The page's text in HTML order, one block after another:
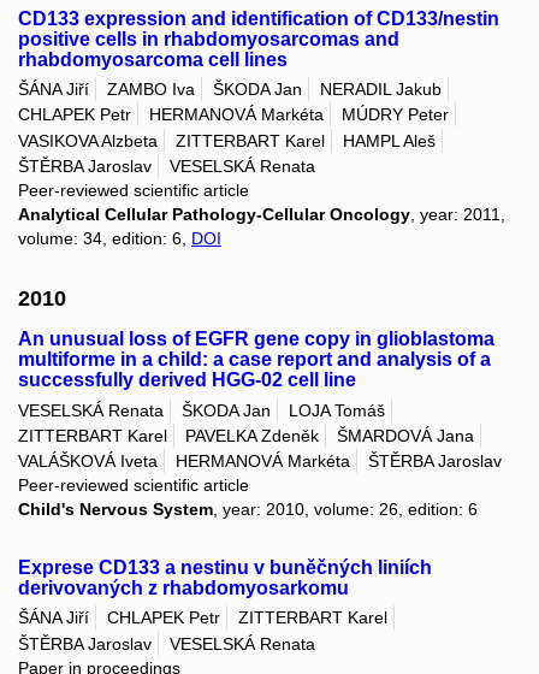
CD133 expression and identification of CD133/nestin
positive cells in rhabdomyosarcomas and
rhabdomyosarcoma cell lines
ŠÁNA Jiří ZAMBO Iva ŠKODA Jan
NERADIL Jakub
CHLAPEK Petr
HERMANOVÁ Markéta
MÚDRY Peter
VASIKOVA Alzbeta
ZITTERBART Karel
HAMPL Aleš
ŠTĚRBA Jaroslav
VESELSKÁ Renata
Peer-reviewed scientific article
Analytical Cellular Pathology-Cellular Oncology , year: 2011,
volume: 34, edition: 6, DOI
2010
An unusual loss of EGFR gene copy in glioblastoma
multiforme in a child: a case report and analysis of a
successfully derived HGG-02 cell line
VESELSKÁ Renata ŠKODA Jan
LOJA Tomáš
ZITTERBART Karel
PAVELKA Zdeněk
ŠMARDOVÁ Jana
VALÁŠKOVÁ Iveta
HERMANOVÁ Markéta
ŠTĚRBA Jaroslav
Peer-reviewed scientific article
Child's Nervous System , year: 2010, volume: 26, edition: 6
Exprese CD133 a nestinu v buněčných liniích
derivovaných z rhabdomyosarkomu
ŠÁNA Jiří CHLAPEK Petr
ZITTERBART Karel
ŠTĚRBA Jaroslav
VESELSKÁ Renata
Paper in proceedings